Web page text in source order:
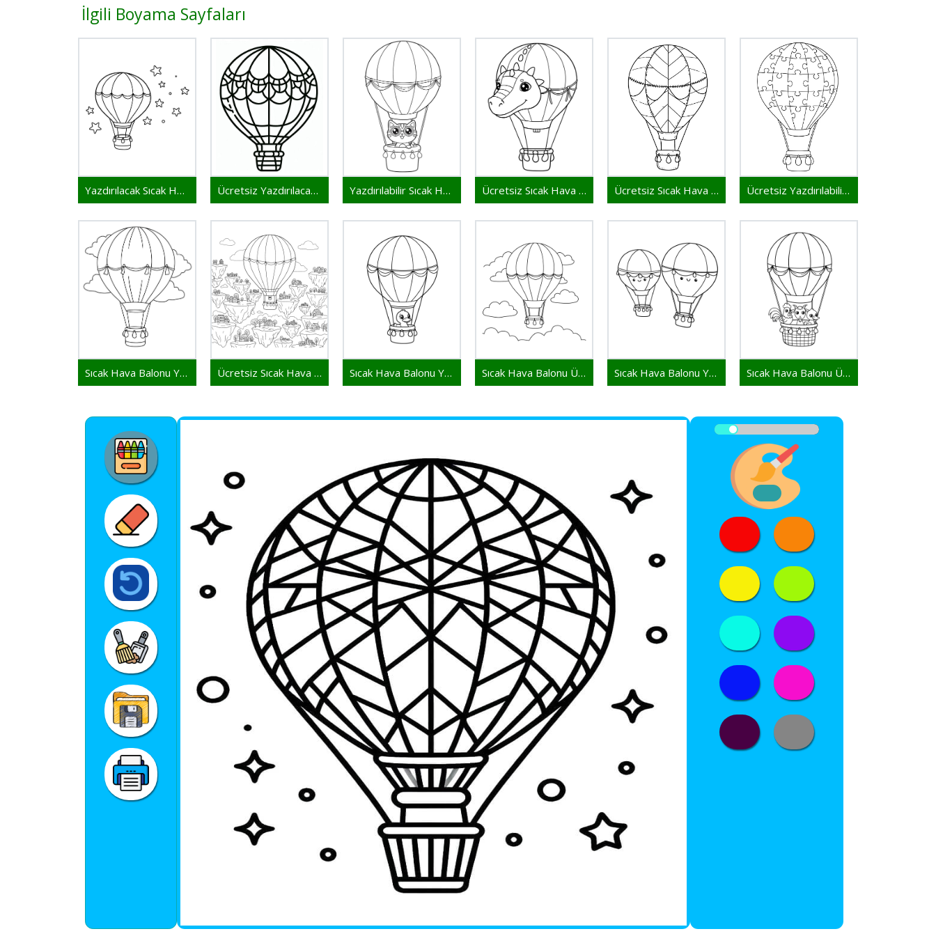
İlgili Boyama Sayfaları
Yazdırılacak Sıcak Hava Balonu Ücretsiz Yazdırılacak Sıcak Hava Balonu Yazdırılabilir Sıcak Hava Balonu Ücretsiz Sıcak Hava Balonu Yazdırılabilir Ücretsiz Sıcak Hava Balonu Ücretsiz Yazdırılabilir Sıcak Hava Balonu
Sıcak Hava Balonu Yazdırılabilir Ücretsiz Sıcak Hava Balonu Resmi Sıcak Hava Balonu Yazdırılabilir Resim Sıcak Hava Balonu Ücretsiz Sıcak Hava Balonu Yazdır Sıcak Hava Balonu Ücretsiz Resim